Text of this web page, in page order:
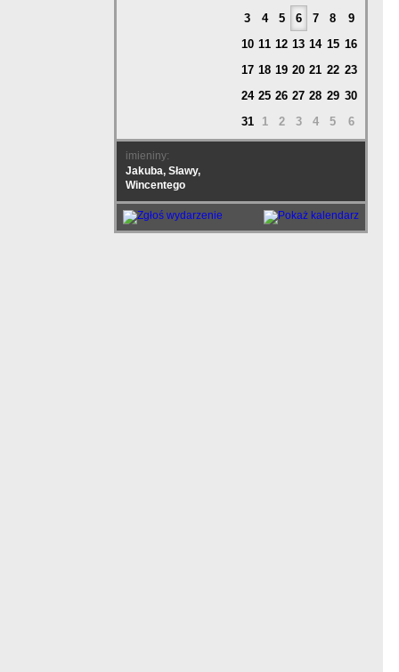
3
4 5 6 7 8
9
10 11 12 13 14 15 16
17 18 19 20 21 22 23
24 25 26 27 28 29 30
31
1 2 3 4 5 6
imieniny:
Jakuba, Sławy,
Wincentego